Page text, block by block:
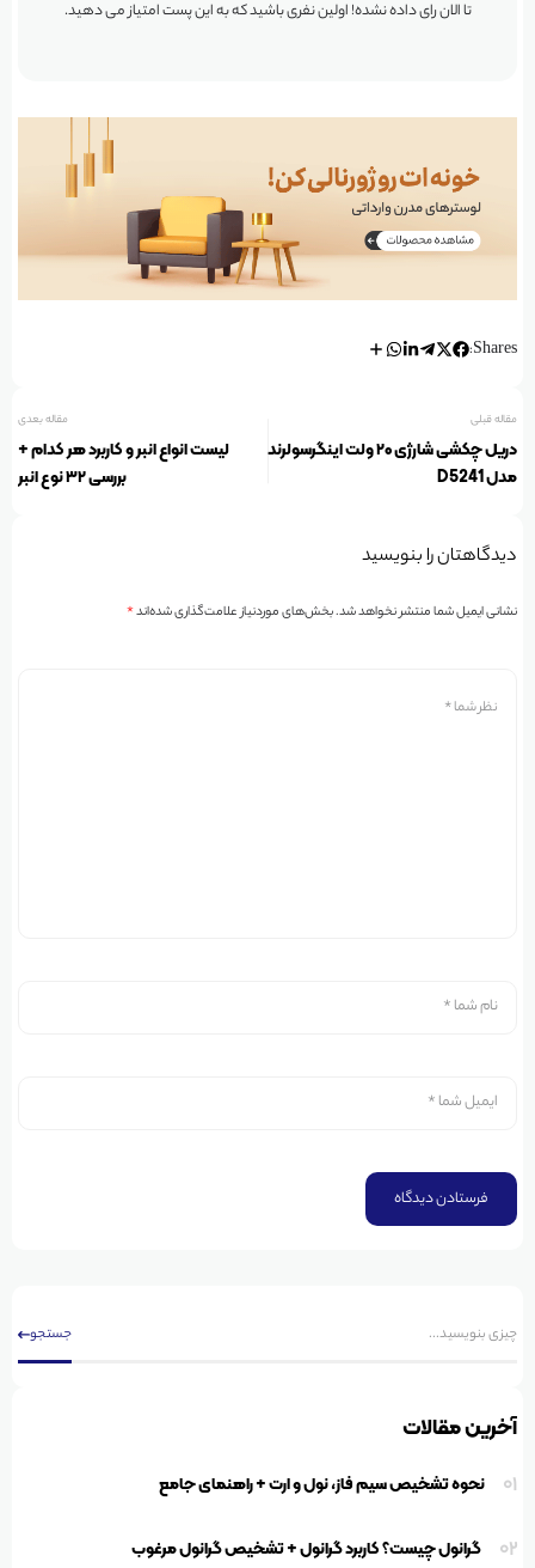
تا الان رای داده نشده! اولین نفری باشید که به این پست امتیاز می دهید.
Shares:
مقاله قبلی
دریل چکشی شارژی ۲۰ ولت اینگرسولرند
مدل D5241
مقاله بعدی
لیست انواع انبر و کاربرد هر کدام +
بررسی ۳۲ نوع انبر
دیدگاهتان را بنویسید
نشانی ایمیل شما منتشر نخواهد شد.بخش‌های موردنیاز علامت‌گذاری شده‌اند*
جستجو
آخرین مقالات
01 نحوه تشخیص سیم فاز، نول و ارت + راهنمای جامع
02 گرانول چیست؟ کاربرد گرانول + تشخیص گرانول مرغوب